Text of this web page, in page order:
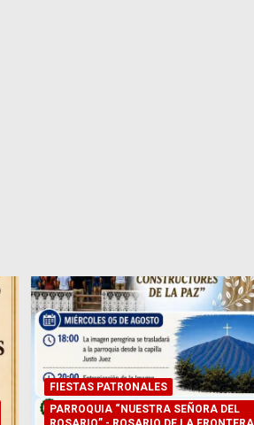
FIESTAS PATRONALES
PARROQUIA “NUESTRA SEÑORA DEL